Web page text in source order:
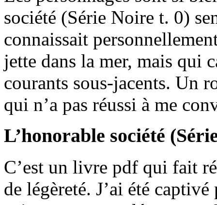
société (Série Noire t. 0)
connaissait
jette dans la mer, mais qui
courants sous-jacents. Un
qui n’a pas réussi à me
L’honorable société
C’est un livre pdf qui fait
de légèreté. J’ai été